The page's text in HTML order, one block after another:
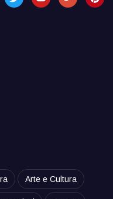
Arte e Cultura